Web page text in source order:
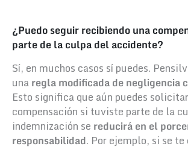
¿Puedo seguir recibiendo una
parte de la culpa del accidente?
Sí, en muchos casos sí puedes.
unaregla modificada de negligencia
Esto significa que aún puedes
compensación si tuviste parte de la
indemnización se reducirá en el
responsabilidad. Por ejemplo, si se te